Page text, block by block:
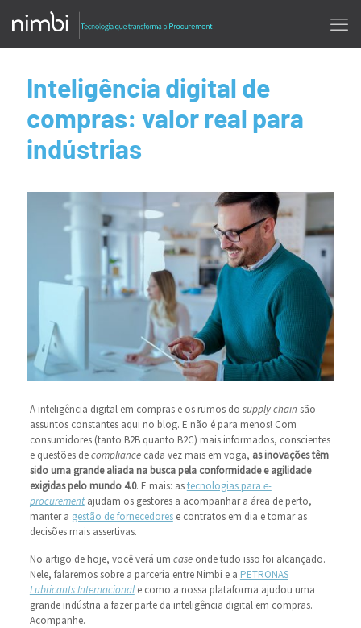
Inteligência digital de
compras: valor real para
indústrias
A inteligência digital em compras e os rumos do supply chain são
assuntos constantes aqui no blog. E não é para menos! Com
consumidores (tanto B2B quanto B2C) mais informados, conscientes
e questões decompliance cada vez mais em voga, as inovações têm
sido uma grande aliada na busca pela conformidade e agilidade
exigidas pelo mundo 4.0. E mais: astecnologias para e-
procurementajudam os gestores a acompanhar a área de perto,
manter a gestão de fornecedorese contratos em dia e tomar as
decisões mais assertivas.
No artigo de hoje, você verá um caseonde tudo isso foi alcançado.
Nele, falaremos sobre a parceria entre Nimbi e a PETRONAS
LubricantsInternacionale como a nossa plataforma ajudou uma
grande indústria a fazer parte da inteligência digital em compras.
Acompanhe.